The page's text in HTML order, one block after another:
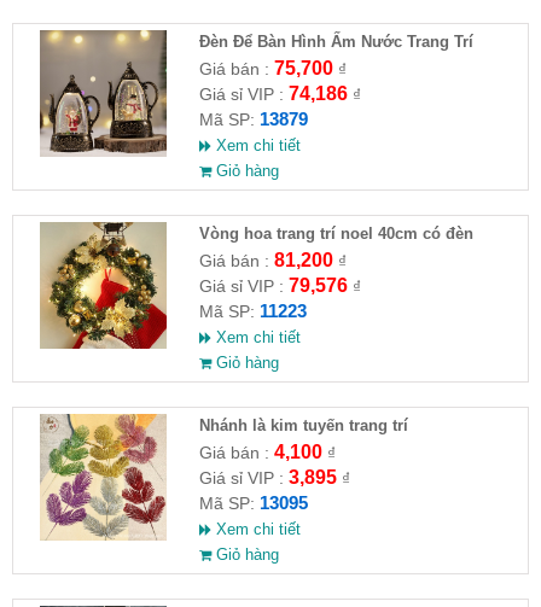
Đèn Để Bàn Hình Ấm Nước Trang Trí
Giáng Sinh
Giá bán : 75,700₫
Giá sỉ VIP : 74,186₫
Mã SP: 13879
Xem chi tiết
Giỏ hàng
Vòng hoa trang trí noel 40cm có đèn
Giá bán : 81,200₫
Giá sỉ VIP : 79,576₫
Mã SP: 11223
Xem chi tiết
Giỏ hàng
Nhánh là kim tuyến trang trí
Giá bán : 4,100₫
Giá sỉ VIP : 3,895₫
Mã SP: 13095
Xem chi tiết
Giỏ hàng